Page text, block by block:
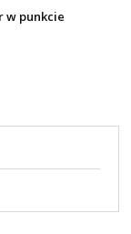
w punkcie